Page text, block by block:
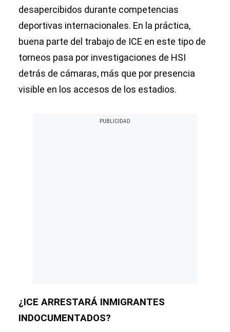
desapercibidos durante competencias
deportivas internacionales. En la práctica,
buena parte del trabajo de ICE en este tipo de
torneos pasa por investigaciones de HSI
detrás de cámaras, más que por presencia
visible en los accesos de los estadios.
¿ICE ARRESTARÁ INMIGRANTES
INDOCUMENTADOS?